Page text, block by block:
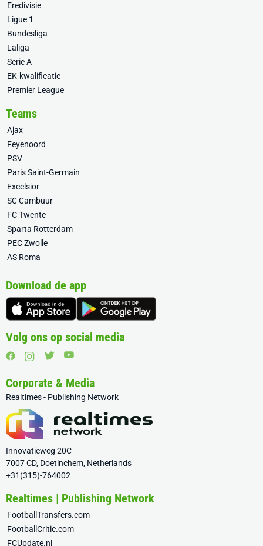
Eredivisie
Ligue 1
Bundesliga
Laliga
Serie A
EK-kwalificatie
Premier League
Teams
Ajax
Feyenoord
PSV
Paris Saint-Germain
Excelsior
SC Cambuur
FC Twente
Sparta Rotterdam
PEC Zwolle
AS Roma
Download de app
Volg ons op social media
Corporate & Media
Realtimes - Publishing Network
Innovatieweg 20C
7007 CD, Doetinchem, Netherlands
+31(315)-764002
Realtimes | Publishing Network
FootballTransfers.com
FootballCritic.com
FCUpdate.nl